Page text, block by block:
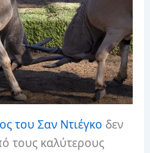
του Σαν Ντιέγκο δεν
τους καλύτερους